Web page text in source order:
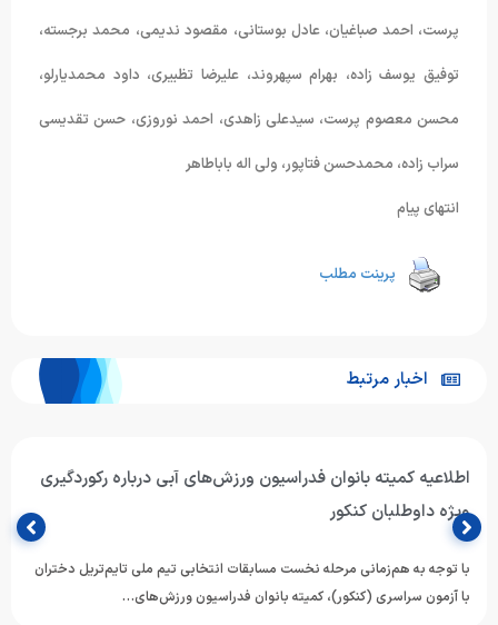
پرست، احمد صباغیان، عادل بوستانی، مقصود ندیمی، محمد برجسته،
توفیق یوسف زاده، بهرام سپهروند، علیرضا تظبیری، داود محمدیارلو،
محسن معصوم پرست، سیدعلی زاهدی، احمد نوروزی، حسن تقدیسی
سراب زاده، محمدحسن فتاپور، ولی اله باباطاهر
انتهای پیام
پرینت مطلب
اخبار مرتبط
اطلاعیه کمیته بانوان فدراسیون ورزش‌های آبی درباره رکوردگیری
ویژه داوطلبان کنکور
با توجه به هم‌زمانی مرحله نخست مسابقات انتخابی تیم ملی تایم‌تریل دختران
با آزمون سراسری (کنکور)، کمیته بانوان فدراسیون ورزش‌های…